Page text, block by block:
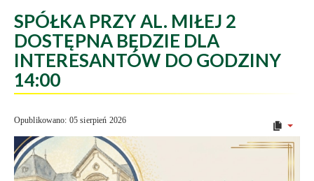
SPÓŁKA PRZY AL. MIŁEJ 2
DOSTĘPNA BĘDZIE DLA
INTERESANTÓW DO GODZINY
14:00
Opublikowano: 05 sierpień 2026